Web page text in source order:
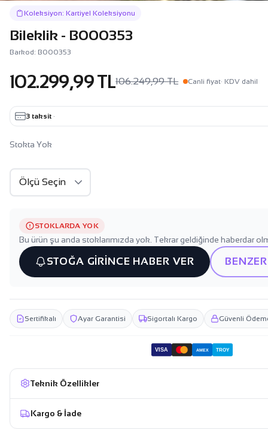
Koleksiyon: Kartiyel Koleksiyonu
Bileklik - B000353
Barkod: B000353
102.299,99 TL106.249,99 TL Canli fiyat· KDV dahil
3 taksit ·
Stokta Yok
STOKLARDA YOK
Bu ürün şu anda stoklarımızda yok. Tekrar geldiğinde haberdar
STOĞA GİRİNCE HABER VER
Sertifikalı Ayar Garantisi Sigortalı Kargo Güvenli
VISA AMEX TROY
Teknik Özellikler
Kargo & İade